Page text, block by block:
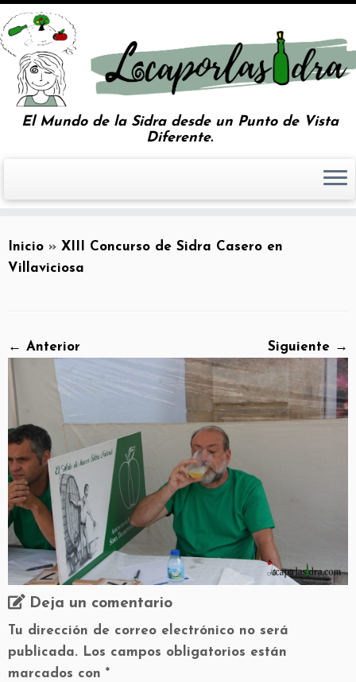
El Mundo de la Sidra desde un Punto de Vista
Diferente.
Inicio » XIII Concurso de Sidra Casero en
Villaviciosa
← Anterior Siguiente →
Deja un comentario
Tu dirección de correo electrónico no será
publicada. Los campos obligatorios están
marcados con *